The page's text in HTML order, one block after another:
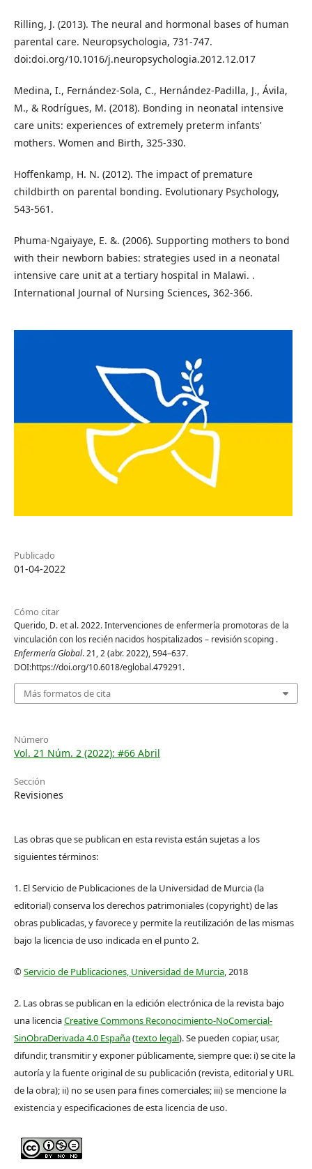
Rilling, J. (2013). The neural and hormonal bases of human
parental care. Neuropsychologia, 731-747.
doi:doi.org/10.1016/j.neuropsychologia.2012.12.017
Medina, I., Fernández-Sola, C., Hernández-Padilla, J., Ávila,
M., & Rodrígues, M. (2018). Bonding in neonatal intensive
care units: experiences of extremely preterm infants'
mothers. Women and Birth, 325-330.
Hoffenkamp, H. N. (2012). The impact of premature
childbirth on parental bonding. Evolutionary Psychology,
543-561.
Phuma-Ngaiyaye, E. &. (2006). Supporting mothers to bond
with their newborn babies: strategies used in a neonatal
intensive care unit at a tertiary hospital in Malawi. .
International Journal of Nursing Sciences, 362-366.
Publicado
01-04-2022
Cómo citar
Querido, D. et al. 2022. Intervenciones de enfermería promotoras de la
vinculación con los recién nacidos hospitalizados – revisión scoping .
Enfermería Global. 21, 2 (abr. 2022), 594–637.
DOI:https://doi.org/10.6018/eglobal.479291.
Más formatos de cita
Número
Vol. 21 Núm. 2 (2022): #66 Abril
Sección
Revisiones
Las obras que se publican en esta revista están sujetas a los
siguientes términos:
1. El Servicio de Publicaciones de la Universidad de Murcia (la
editorial) conserva los derechos patrimoniales (copyright) de las
obras publicadas, y favorece y permite la reutilización de las mismas
bajo la licencia de uso indicada en el punto 2.
©Servicio de Publicaciones, Universidad de Murcia, 2018
2. Las obras se publican en la edición electrónica de la revista bajo
una licenciaCreative Commons Reconocimiento-NoComercial-
SinObraDerivada 4.0 España(texto legal). Se pueden copiar, usar,
difundir, transmitir y exponer públicamente, siempre que: i) se cite la
autoría y la fuente original de su publicación (revista, editorial y URL
de la obra); ii) no se usen para fines comerciales; iii) se mencione la
existencia y especificaciones de esta licencia de uso.